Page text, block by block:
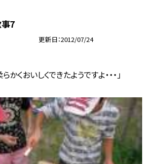
7
更新日 2012/07/24
かくおいしくできたようですよ・・・」